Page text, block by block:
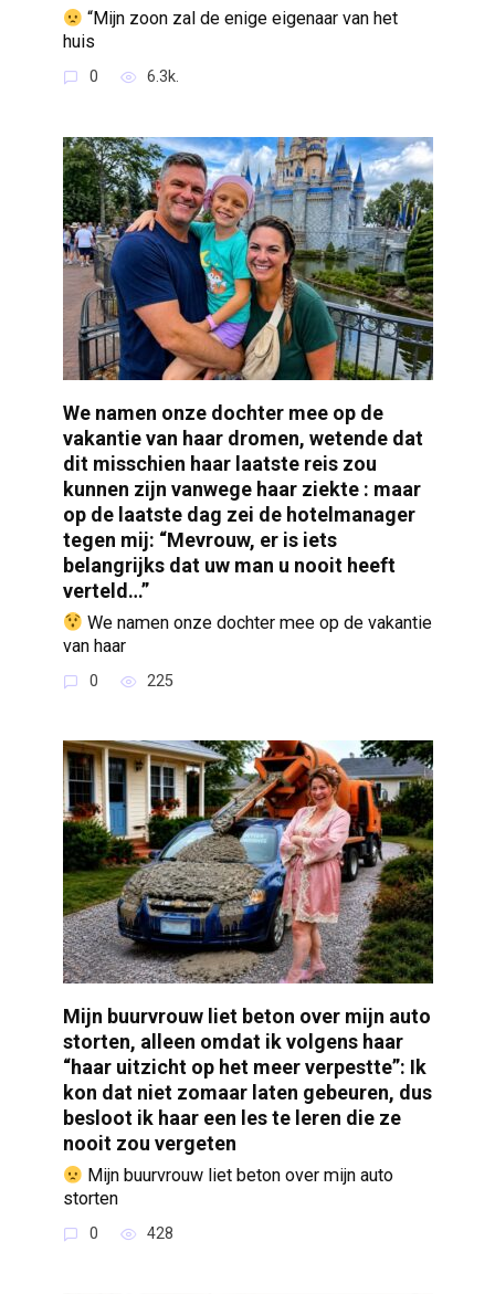
“Mijn zoon zal de enige eigenaar van het
huis
0 6.3k.
We namen onze dochter mee op de
vakantie van haar dromen, wetende dat
dit misschien haar laatste reis zou
kunnen zijn vanwege haar ziekte : maar
op de laatste dag zei de hotelmanager
tegen mij: “Mevrouw, er is iets
belangrijks dat uw man u nooit heeft
verteld…”
We namen onze dochter mee op de vakantie
van haar
0 225
Mijn buurvrouw liet beton over mijn auto
storten, alleen omdat ik volgens haar
“haar uitzicht op het meer verpestte”: Ik
kon dat niet zomaar laten gebeuren, dus
besloot ik haar een les te leren die ze
nooit zou vergeten
Mijn buurvrouw liet beton over mijn auto
storten
0 428